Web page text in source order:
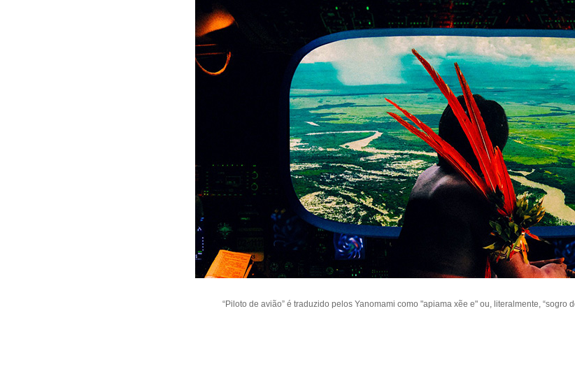
“Piloto de avião” é traduzido pelos Yanomami como "apiama xẽe e" ou, literalmente, “sogro